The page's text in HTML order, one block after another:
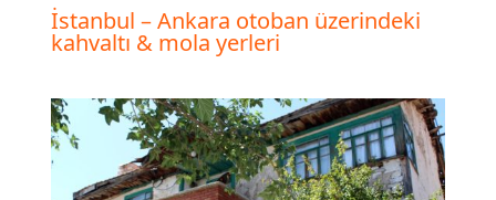
İstanbul – Ankara otoban üzerindeki
kahvaltı & mola yerleri